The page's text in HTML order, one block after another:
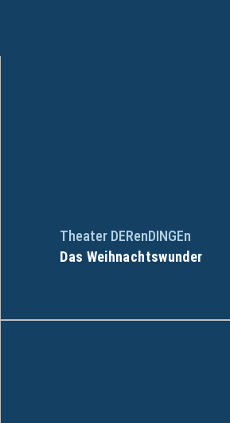
Theater DERenDINGEn
Das Weihnachtswunder